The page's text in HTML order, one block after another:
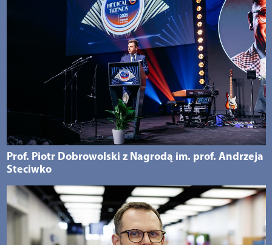
Prof. Piotr Dobrowolski z Nagrodą im. prof. Andrzeja
Steciwko